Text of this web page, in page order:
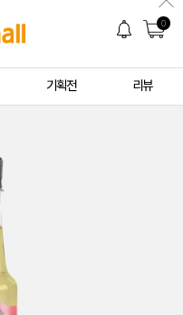
0
기획전 리뷰